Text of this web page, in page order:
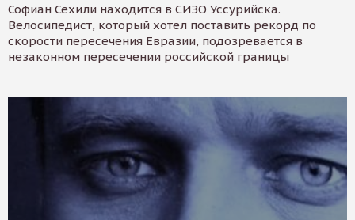
Софиан Сехили находится в СИЗО Уссурийска.
Велосипедист, который хотел поставить рекорд по
скорости пересечения Евразии, подозревается в
незаконном пересечении российской границы